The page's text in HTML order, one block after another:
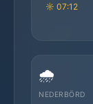
☼ 07:12
🌧️
NEDERBÖRD